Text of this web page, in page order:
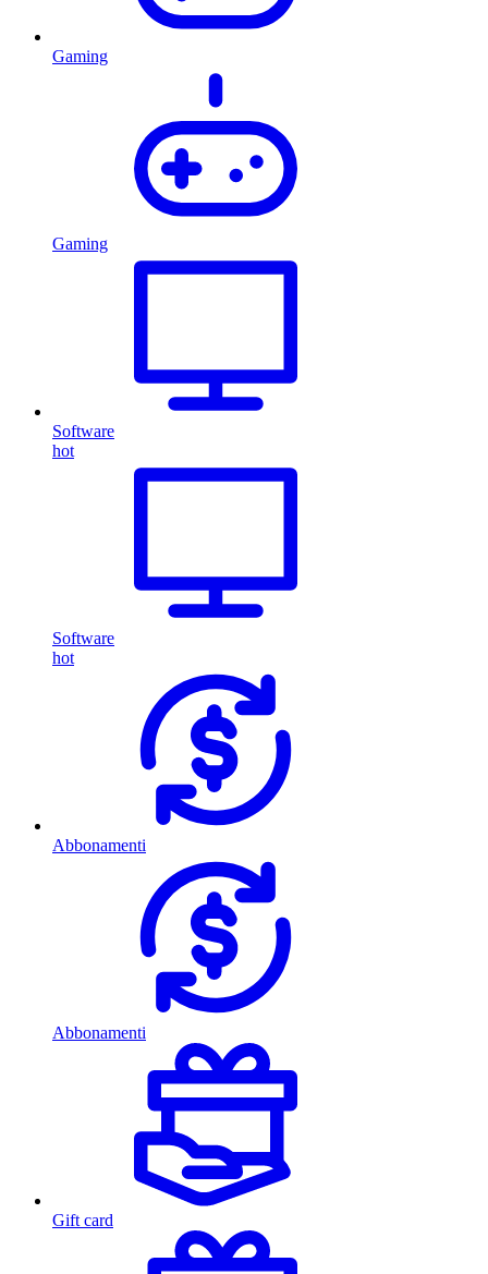
Gaming
Gaming
Software
hot
Software
hot
Abbonamenti
Abbonamenti
Gift card